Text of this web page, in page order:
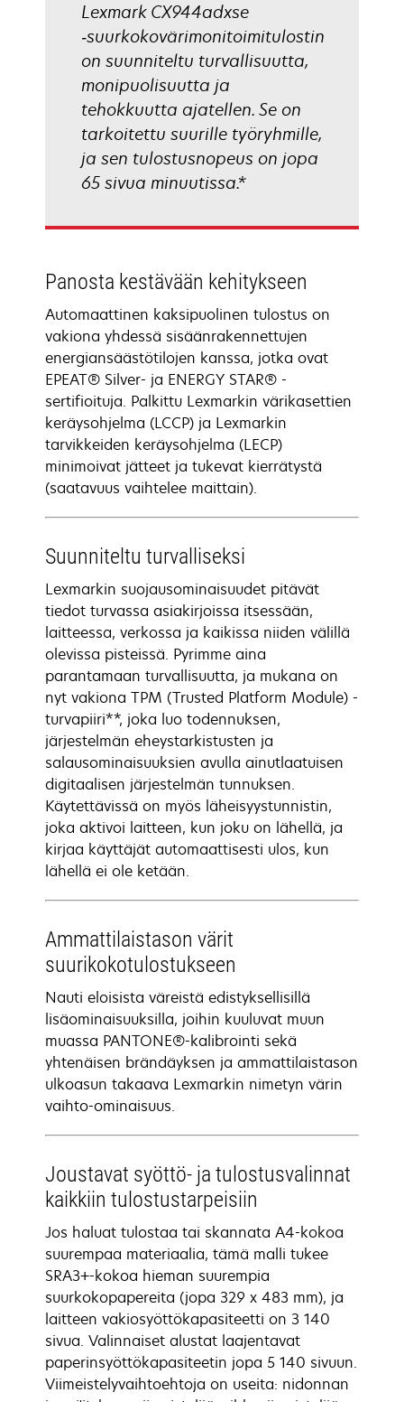
Lexmark CX944adxse
‑suurkokovärimonitoimitulostin
on suunniteltu turvallisuutta,
monipuolisuutta ja
tehokkuutta ajatellen. Se on
tarkoitettu suurille työryhmille,
ja sen tulostusnopeus on jopa
65 sivua minuutissa.*
Panosta kestävään kehitykseen
Automaattinen kaksipuolinen tulostus on
vakiona yhdessä sisäänrakennettujen
energiansäästötilojen kanssa, jotka ovat
EPEAT® Silver- ja ENERGY STAR® -
sertifioituja. Palkittu Lexmarkin värikasettien
keräysohjelma (LCCP) ja Lexmarkin
tarvikkeiden keräysohjelma (LECP)
minimoivat jätteet ja tukevat kierrätystä
(saatavuus vaihtelee maittain).
Suunniteltu turvalliseksi
Lexmarkin suojausominaisuudet pitävät
tiedot turvassa asiakirjoissa itsessään,
laitteessa, verkossa ja kaikissa niiden välillä
olevissa pisteissä. Pyrimme aina
parantamaan turvallisuutta, ja mukana on
nyt vakiona TPM (Trusted Platform Module) -
turvapiiri**, joka luo todennuksen,
järjestelmän eheystarkistusten ja
salausominaisuuksien avulla ainutlaatuisen
digitaalisen järjestelmän tunnuksen.
Käytettävissä on myös läheisyystunnistin,
joka aktivoi laitteen, kun joku on lähellä, ja
kirjaa käyttäjät automaattisesti ulos, kun
lähellä ei ole ketään.
Ammattilaistason värit
suurikokotulostukseen
Nauti eloisista väreistä edistyksellisillä
lisäominaisuuksilla, joihin kuuluvat muun
muassa PANTONE®-kalibrointi sekä
yhtenäisen brändäyksen ja ammattilaistason
ulkoasun takaava Lexmarkin nimetyn värin
vaihto-ominaisuus.
Joustavat syöttö- ja tulostusvalinnat
kaikkiin tulostustarpeisiin
Jos haluat tulostaa tai skannata A4-kokoa
suurempaa materiaalia, tämä malli tukee
SRA3+-kokoa hieman suurempia
suurkokopapereita (jopa 329 x 483 mm), ja
laitteen vakiosyöttökapasiteetti on 3 140
sivua. Valinnaiset alustat laajentavat
paperinsyöttökapasiteetin jopa 5 140 sivuun.
Viimeistelyvaihtoehtoja on useita: nidonnan